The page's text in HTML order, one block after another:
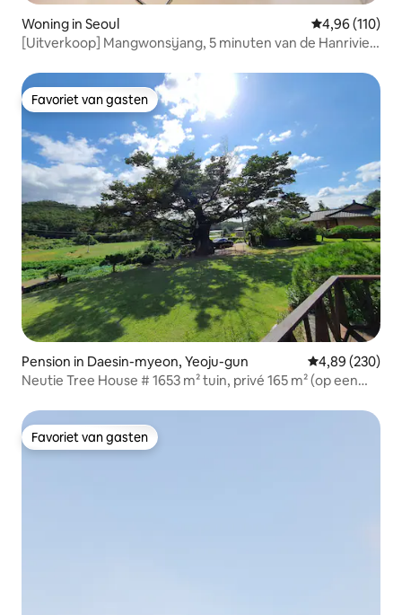
Woning in Seoul Gemiddelde
4,96 (110)
[Uitverkoop] Mangwonsijang, 5 minuten van de Hanrivier
bedden
Favoriet van gasten
Favoriet van gasten
Pension in Daesin-myeon, Yeoju-gun Gemiddelde
4,89 (230)
Neutie Tree House # 1653 m² tuin, privé 165 m² (op een
oude beschermde rivier in Gyeonggi-do 3 minuten van
Daeshin IC
Favoriet van gasten
Favoriet van gasten